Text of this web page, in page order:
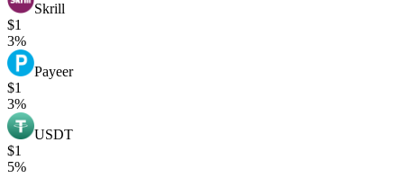
Skrill
$1
3%
Payeer
$1
3%
USDT
$1
5%